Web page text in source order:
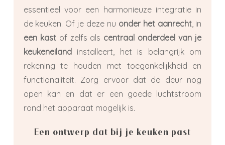
essentieel voor een harmonieuze integratie in
de keuken. Of je deze nu onder het aanrecht, in
een kastof zelfs als centraal onderdeel van je
keukeneilandinstalleert, het is belangrijk om
rekening te houden met toegankelijkheid en
functionaliteit. Zorg ervoor dat de deur nog
open kan en dat er een goede luchtstroom
rond het apparaat mogelijk is.
Een ontwerp dat bij je keuken past